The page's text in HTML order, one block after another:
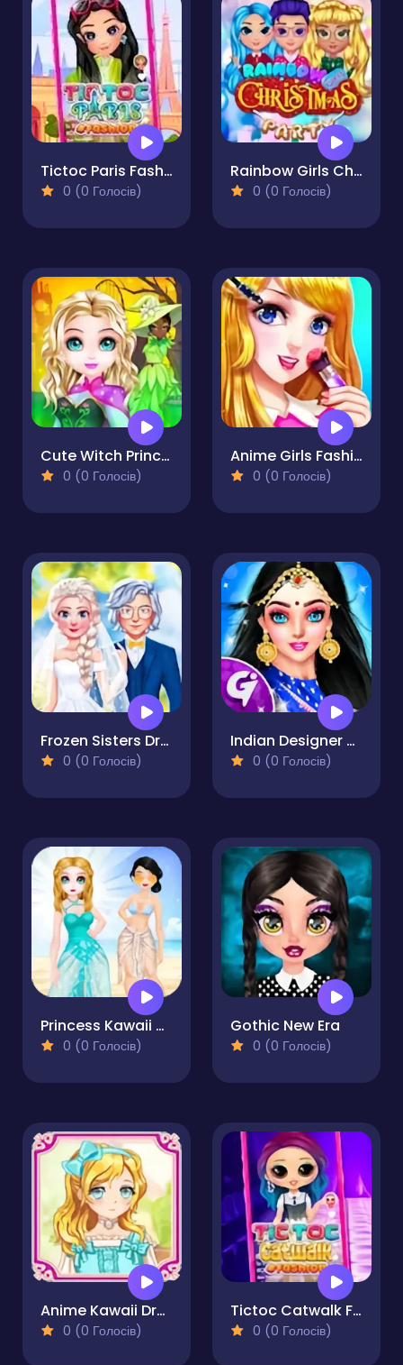
Tictoc Paris Fashion
0 (0 Голосів)
Rainbow Girls Christmas Party
0 (0 Голосів)
Cute Witch Princess
0 (0 Голосів)
Anime Girls Fashion Makeup
0 (0 Голосів)
Frozen Sisters Dream Wedding
0 (0 Голосів)
Indian Designer Dresses Fashion Salon for Wedding
0 (0 Голосів)
Princess Kawaii Swimwear
0 (0 Голосів)
Gothic New Era
0 (0 Голосів)
Anime Kawaii Dress Up - Dresses
0 (0 Голосів)
Tictoc Catwalk Fashion
0 (0 Голосів)